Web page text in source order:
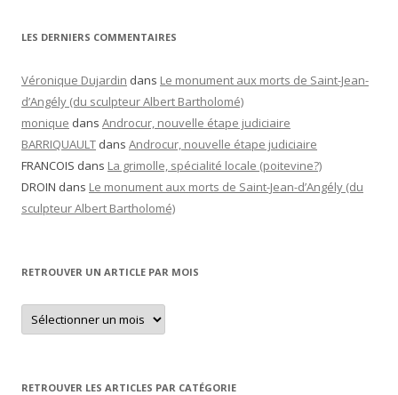
LES DERNIERS COMMENTAIRES
Véronique Dujardin dans Le monument aux morts de Saint-Jean-
d’Angély (du sculpteur Albert Bartholomé)
monique dans Androcur, nouvelle étape judiciaire
BARRIQUAULT dans Androcur, nouvelle étape judiciaire
FRANCOIS dans La grimolle, spécialité locale (poitevine?)
DROIN dans Le monument aux morts de Saint-Jean-d’Angély (du
sculpteur Albert Bartholomé)
RETROUVER UN ARTICLE PAR MOIS
Retrouver
un
article
RETROUVER LES ARTICLES PAR CATÉGORIE